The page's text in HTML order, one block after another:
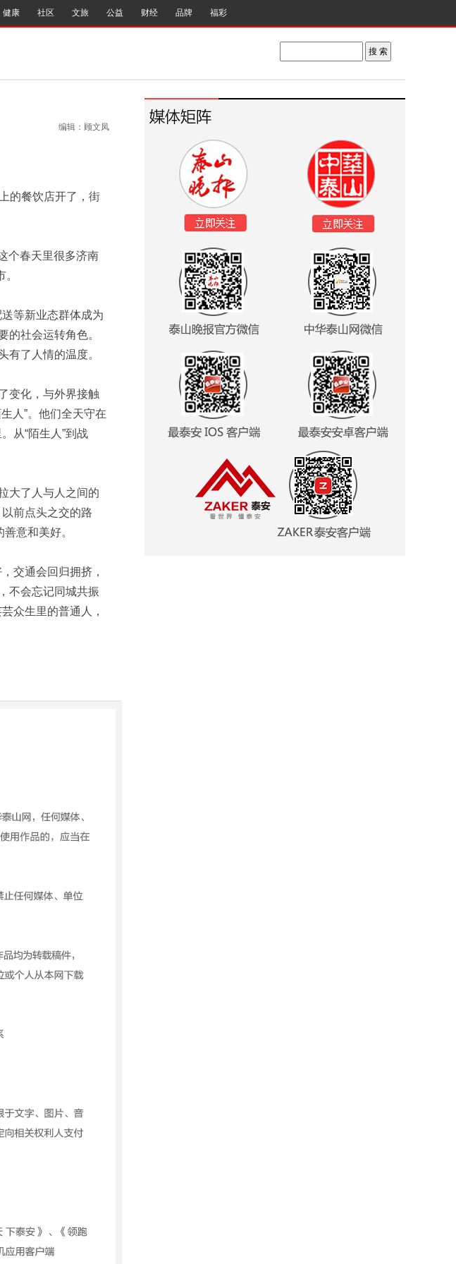
健康 社区 文旅 公益 财经 品牌 福彩
编辑：顾文凤
的餐饮店开了，街
个春天里很多济南
等新业态群体成为
的社会运转角色。
有了人情的温度。
变化，与外界接触
人”。他们全天守在
从“陌生人”到战
大了人与人之间的
前点头之交的路
意和美好。
交通会回归拥挤，
不会忘记同城共振
众生里的普通人，